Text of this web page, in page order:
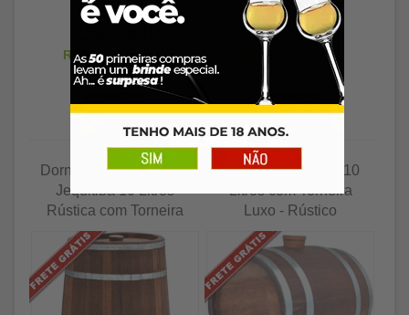
Esgotado
R$ 601,29à vista
Esgotado
R$ 601,29 à vista
Dorna, Tonel Corote de
Jequitibá 10 Litros
Rústica com Torneira
Luxo
Barril de Jequitibá 10
Litros com Torneira
Luxo - Rústico